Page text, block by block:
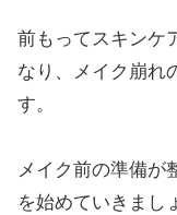
前もってスキンケ
なり、メイク崩れ
す。
メイク前の準備が
を始めていきまし